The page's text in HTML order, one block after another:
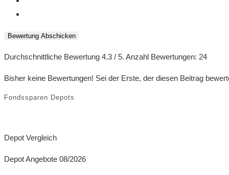
Bewertung Abschicken
Durchschnittliche Bewertung 4.3 / 5. Anzahl Bewertungen: 24
Bisher keine Bewertungen! Sei der Erste, der diesen Beitrag
Fondssparen Depots
Depot Vergleich
Depot Angebote 08/2026